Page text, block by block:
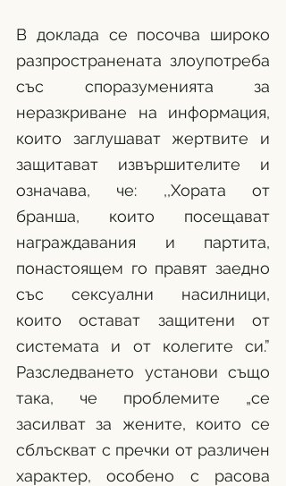
В доклада се посочва широко
разпространената злоупотреба
със споразуменията за
неразкриване на информация,
които заглушават жертвите и
защитават извършителите и
означава, че: ,,Хората от
бранша, които посещават
награждавания и партита,
понастоящем го правят заедно
със сексуални насилници,
които остават защитени от
системата и от колегите си.”
Разследването установи също
така, че проблемите „се
засилват за жените, които се
сблъскват с пречки от различен
характер, особено с расова